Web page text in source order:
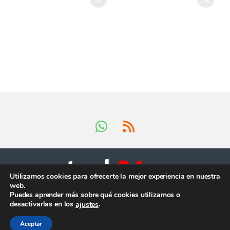
Tienes preguntas ?
¡Llámanos en horario
Utilizamos cookies para ofrecerte la mejor experiencia en nuestra
web.
Puedes aprender más sobre qué cookies utilizamos o
desactivarlas en losajustes.
Aceptar